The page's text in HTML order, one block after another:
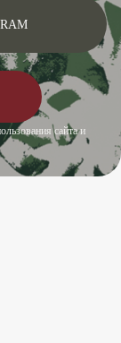
сайта и